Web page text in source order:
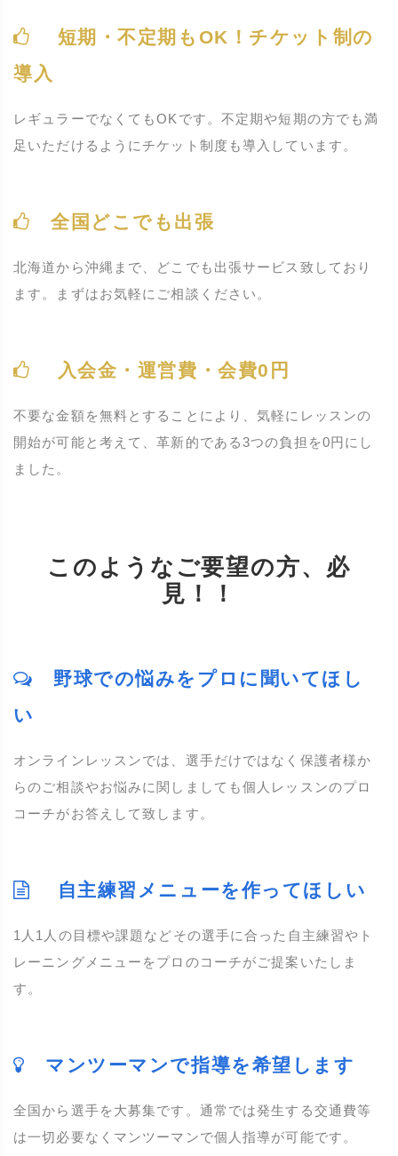
短期・不定期もOK！チケット制の
導入
レギュラーでなくてもOKです。不定期や短期の方でも満
足いただけるようにチケット制度も導入しています。
全国どこでも出張
北海道から沖縄まで、どこでも出張サービス致しており
ます。まずはお気軽にご相談ください。
入会金・運営費・会費0円
不要な金額を無料とすることにより、気軽にレッスンの
開始が可能と考えて、革新的である3つの負担を0円にし
ました。
このようなご要望の方、必
見！！
野球での悩みをプロに聞いてほし
い
オンラインレッスンでは、選手だけではなく保護者様か
らのご相談やお悩みに関しましても個人レッスンのプロ
コーチがお答えして致します。
自主練習メニューを作ってほしい
1人1人の目標や課題などその選手に合った自主練習やト
レーニングメニューをプロのコーチがご提案いたしま
す。
マンツーマンで指導を希望します
全国から選手を大募集です。通常では発生する交通費等
は一切必要なくマンツーマンで個人指導が可能です。